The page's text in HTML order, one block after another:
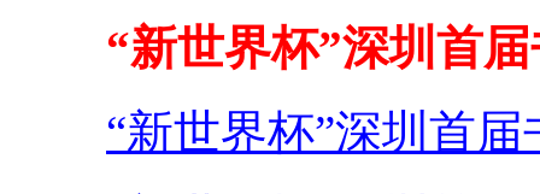
“新世界杯”深圳首
“新世界杯”深圳首